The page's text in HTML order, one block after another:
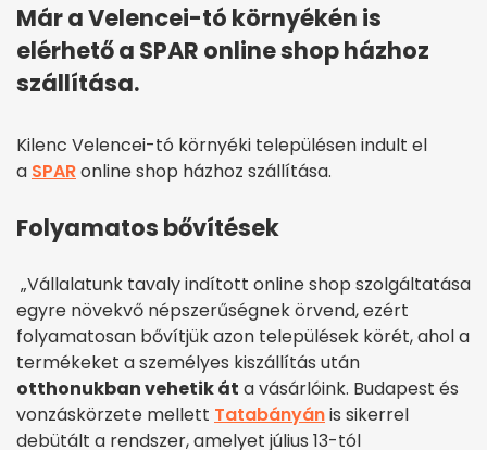
Már a Velencei-tó környékén is
elérhető a SPAR online shop házhoz
szállítása.
Kilenc Velencei-tó környéki településen indult el
a SPARonline shop házhoz szállítása.
Folyamatos bővítések
„Vállalatunk tavaly indított online shop szolgáltatása
egyre növekvő népszerűségnek örvend, ezért
folyamatosan bővítjük azon települések körét, ahol a
termékeket a személyes kiszállítás után
otthonukban vehetik át a vásárlóink. Budapest és
vonzáskörzete mellett Tatabányánis sikerrel
debütált a rendszer, amelyet július 13-tól